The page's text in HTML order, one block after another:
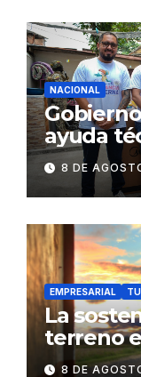
NACIONAL
ayuda
Bono
familia
8 DE
EMPRESARIAL
La
terreno
negocios
8 DE